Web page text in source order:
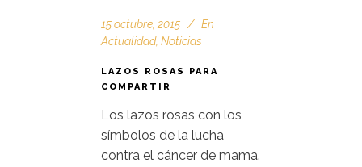
15 octubre, 2015
En
Actualidad, Noticias
LAZOS ROSAS PARA
COMPARTIR
Los lazos rosas con los
símbolos de la lucha
contra el cáncer de mama.